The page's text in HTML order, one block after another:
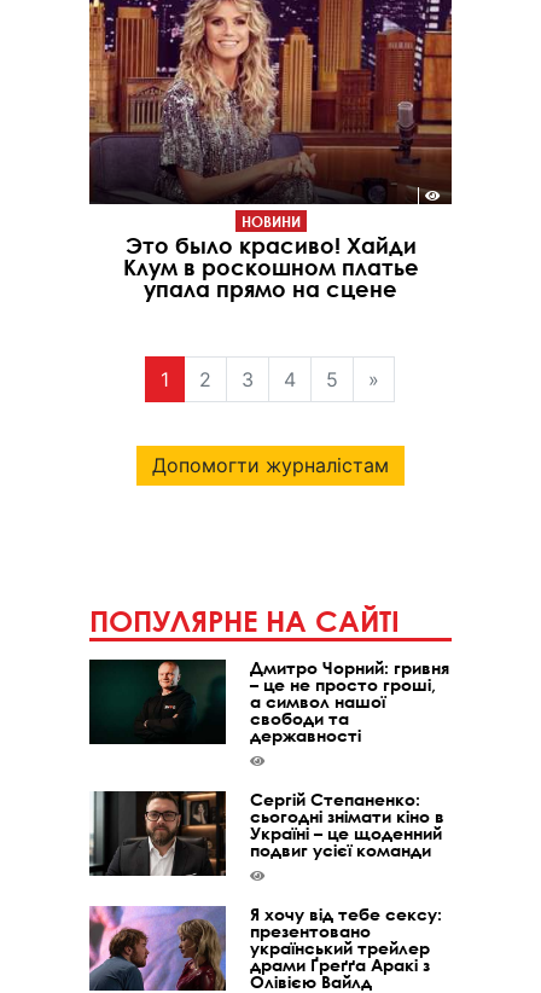
НОВИНИ
Это было красиво! Хайди
Клум в роскошном платье
упала прямо на сцене
1 2 3 4 5 »
Допомогти журналістам
ПОПУЛЯРНЕ НА САЙТІ
Дмитро Чорний: гривня
– це не просто гроші,
а символ нашої
свободи та
державності
Сергій Степаненко:
сьогодні знімати кіно в
Україні – це щоденний
подвиг усієї команди
Я хочу від тебе сексу:
презентовано
український трейлер
драми Ґреґґа Аракі з
Олівією Вайлд